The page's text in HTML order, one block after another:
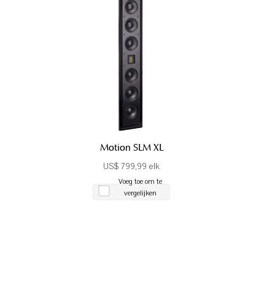
Motion SLM XL
US$ 799,99 elk
Voeg toe om te
vergelijken